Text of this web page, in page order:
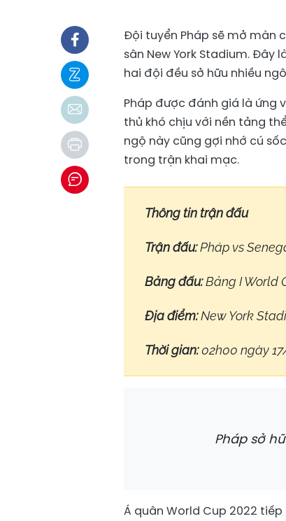
Đội tuyển Pháp sẽ mở màn
sân New York Stadium.
hai đội đều sở hữu nhiều
Pháp được đánh giá là ứng
thủ khó chịu với nền tảng
ngộ này cũng gợi nhớ cú
trong trận khai mạc.
Thông tin trận đấu
Trận đấu:Pháp vs
Bảng đấu:Bảng I World
Địa điểm:New York
Thời gian:02h00 ngày
Pháp sở
Á quân World Cup 2022